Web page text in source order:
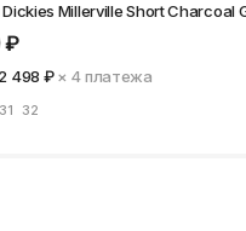
Millerville Short Charcoal
₽
2 498 ₽ × 4платежа
31 32